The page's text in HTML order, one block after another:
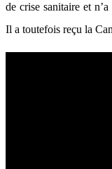
de crise sanitaire et
Il a toutefois reçu la